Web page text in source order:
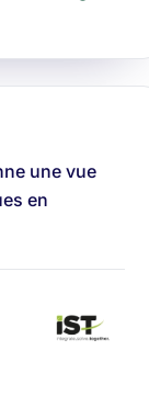
une vue
en